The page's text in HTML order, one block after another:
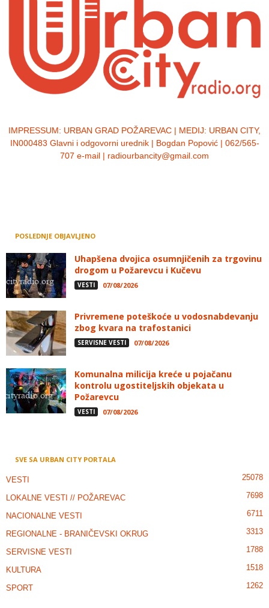
IMPRESSUM: URBAN GRAD POŽAREVAC | MEDIJ: URBAN CITY,
IN000483 Glavni i odgovorni urednik | Bogdan Popović | 062/565-
707 e-mail | radiourbancity@gmail.com
POSLEDNJE OBJAVLJENO
Uhapšena dvojica osumnjičenih za trgovinu
drogom u Požarevcu i Kučevu
VESTI 07/08/2026
Privremene poteškoće u vodosnabdevanju
zbog kvara na trafostanici
SERVISNE VESTI 07/08/2026
Komunalna milicija kreće u pojačanu
kontrolu ugostiteljskih objekata u
Požarevcu
VESTI 07/08/2026
SVE SA URBAN CITY PORTALA
VESTI 25078
LOKALNE VESTI // POŽAREVAC 7698
NACIONALNE VESTI 6711
REGIONALNE - BRANIČEVSKI OKRUG 3313
SERVISNE VESTI 1788
KULTURA 1518
SPORT 1262